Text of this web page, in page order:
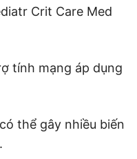
Crit Care Med
tính mạng áp dụng
thể gây nhiều biến